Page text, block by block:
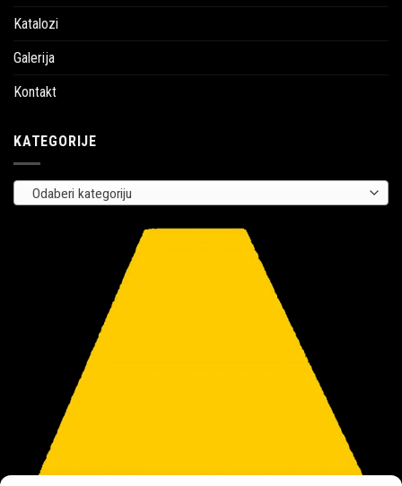
Katalozi
Galerija
Kontakt
KATEGORIJE
Odaberi kategoriju